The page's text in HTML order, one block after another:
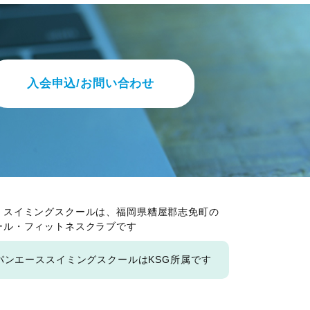
入会申込/お問い合わせ
スイミングスクールは、福岡県糟屋郡志免町の
ル・フィットネスクラブです
ンエーススイミングスクールはKSG所属です